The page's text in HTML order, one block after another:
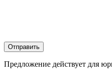
Отправить
Предложение действует для